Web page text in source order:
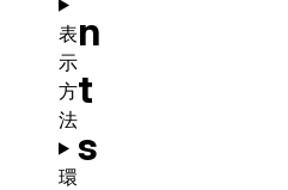
n
t
s
表
示
方
法
環